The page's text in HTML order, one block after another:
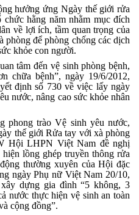
hưởng ứng Ngày thế giới rửa
hằng năm nhằm mục đích
về lợi ích, tầm quan trọng của
để phòng chống các dịch
khỏe con người.
tâm đến vệ sinh phòng bệnh,
chữa bệnh”, ngày 19/6/2012,
định số 730 về việc lấy ngày
nước, nâng cao sức khỏe nhân
phong trào Vệ sinh yêu nước,
thế giới Rửa tay với xà phòng
Hội LHPN Việt Nam đề nghị
lồng ghép truyền thông rửa
thường xuyên của Hội đặc
ngày Phụ nữ Việt Nam 20/10,
dựng gia đình “5 không, 3
nước thực hiện vệ sinh an toàn
cộng đồng”.